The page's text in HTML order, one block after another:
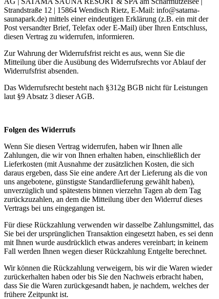
Strandstraße 12 | 15864 Wendisch Rietz, E-Mail: info@satama-
saunapark.de) mittels einer eindeutigen Erklärung (z.B. ein mit der
Post versandter Brief, Telefax oder E-Mail) über Ihren Entschluss,
diesen Vertrag zu widerrufen, informieren.
Zur Wahrung der Widerrufsfrist reicht es aus, wenn Sie die
Mitteilung über die Ausübung des Widerrufsrechts vor Ablauf der
Widerrufsfrist absenden.
Das Widerrufsrecht besteht nach §312g BGB nicht für Leistungen
laut §9 Absatz 3 dieser AGB.
Folgen des Widerrufs
Wenn Sie diesen Vertrag widerrufen, haben wir Ihnen alle
Zahlungen, die wir von Ihnen erhalten haben, einschließlich der
Lieferkosten (mit Ausnahme der zusätzlichen Kosten, die sich
daraus ergeben, dass Sie eine andere Art der Lieferung als die von
uns angebotene, günstigste Standardlieferung gewählt haben),
unverzüglich und spätestens binnen vierzehn Tagen ab dem Tag
zurückzuzahlen, an dem die Mitteilung über den Widerruf dieses
Vertrags bei uns eingegangen ist.
Für diese Rückzahlung verwenden wir dasselbe Zahlungsmittel, das
Sie bei der ursprünglichen Transaktion eingesetzt haben, es sei denn
mit Ihnen wurde ausdrücklich etwas anderes vereinbart; in keinem
Fall werden Ihnen wegen dieser Rückzahlung Entgelte berechnet.
Wir können die Rückzahlung verweigern, bis wir die Waren wieder
zurückerhalten haben oder bis Sie den Nachweis erbracht haben,
dass Sie die Waren zurückgesandt haben, je nachdem, welches der
frühere Zeitpunkt ist.